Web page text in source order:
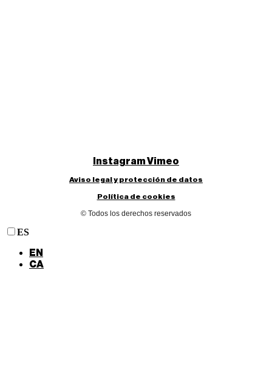
InstagramVimeo
Aviso legal y protección de datos
Política de cookies
© Todos los derechos reservados
ES
EN
CA